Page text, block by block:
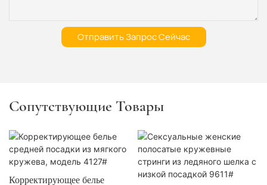
Отправить Запрос Сейчас
Сопутствующие Товары
Корректирующее белье